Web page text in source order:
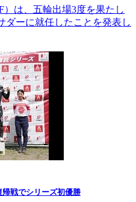
は、五輪出場3度を果たし
ダーに就任したことを発表し
戦でシリーズ初優勝